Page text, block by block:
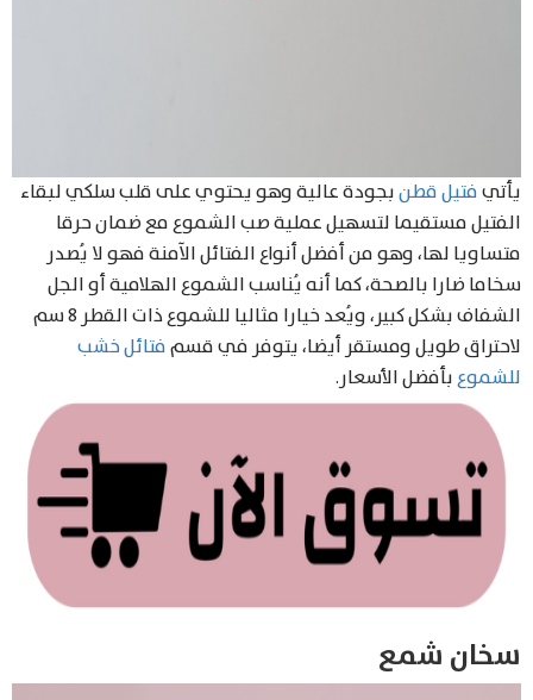
Products
search
يأتيفتيل قطنبجودة عالية وهو يحتوي على قلب سلكي لبقاء
الفتيل مستقيما لتسهيل عملية صب الشموع مع ضمان حرقا
متساويا لها، وهو من أفضل أنواع الفتائل الآمنة فهو لا يُصدر
سخاما ضارا بالصحة، كما أنه يُناسب الشموع الهلامية أو الجل
الشفاف بشكل كبير، ويُعد خيارا مثاليا للشموع ذات القطر 8 سم
لاحتراق طويل ومستقر أيضا، يتوفر في قسمفتائل خشب
للشموعبأفضل الأسعار.
سخان شمع